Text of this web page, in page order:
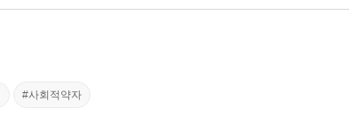
#사회적약자